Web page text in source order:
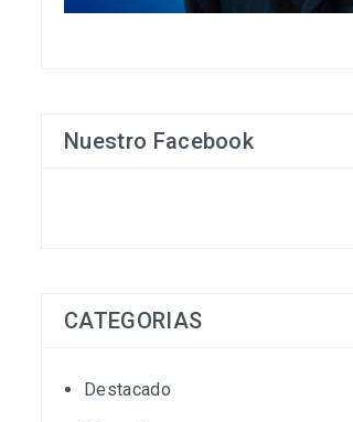
Nuestro Facebook
CATEGORIAS
Destacado